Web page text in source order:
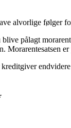
alvorlige følger
pålagt
Morarentesatsen er